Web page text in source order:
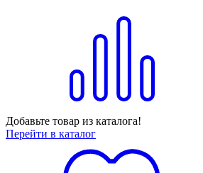
Добавьте товар из каталога!
Перейти в каталог